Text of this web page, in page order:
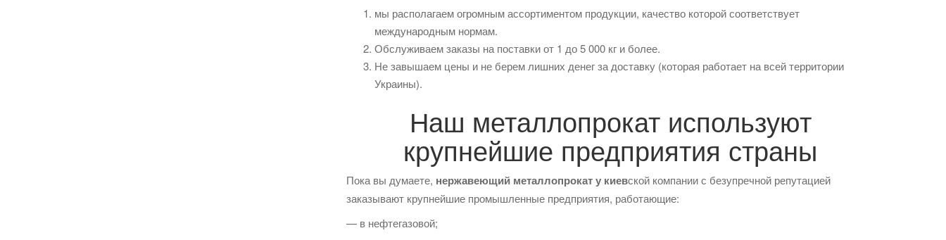
мы располагаем огромным ассортиментом продукции, качество которой соответствует
международным нормам.
Обслуживаем заказы на поставки от 1 до 5 000 кг и более.
Не завышаем цены и не берем лишних денег за доставку (которая работает на всей территории
Украины).
Наш металлопрокат используют
крупнейшие предприятия страны
Пока вы думаете, нержавеющий металлопрокат у киевской компании с безупречной репутацией
заказывают крупнейшие промышленные предприятия, работающие:
— в нефтегазовой;